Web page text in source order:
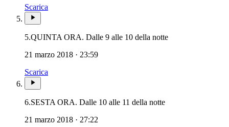
Scarica
5.QUINTA ORA. Dalle 9 alle 10 della notte
21 marzo 2018 · 23:59
Scarica
6.SESTA ORA. Dalle 10 alle 11 della notte
21 marzo 2018 · 27:22